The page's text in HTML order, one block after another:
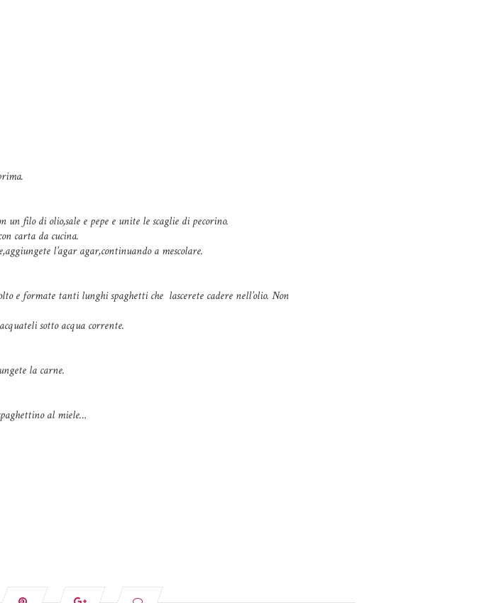
un filo di olio,sale e pepe e unite le scaglie di pecorino.
carta da cucina.
ggiungete l’agar agar,continuando a mescolare.
e formate tanti lunghi spaghetti che lascerete cadere nell’olio. Non
sotto acqua corrente.
la carne.
al miele…